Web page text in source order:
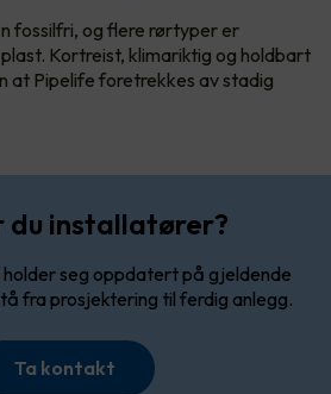
fossilfri, og flere rørtyper er
Kortreist, klimariktig og holdbart
at Pipelife foretrekkes av stadig
du installatører?
seg oppdatert på gjeldende
fra prosjektering til ferdig anlegg.
Ta kontakt